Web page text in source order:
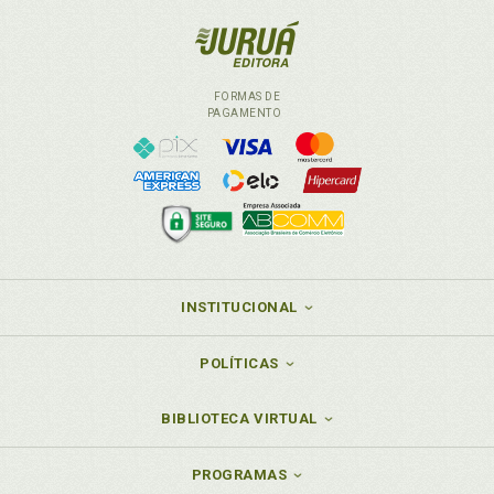
4.1 Abstract, Résumé ou Resumen, p. 175
4.3 Apêndice, p. 178
4.5 Índices, p. 179
4.6 Glossário, p. 180
4.7 Colofão, p. 181
EXPLICAÇÕES PARA FEITURA DE UMA CAPA DE
PROJETO DE PESQUISA, MONOGRAFIA, DISSERTAÇÃO
EXPLICAÇÕES PARA FEITURA DE UMA FOLHA DE ROSTO
DE MONOGRAFIA, DISSERTAÇÃO OU TESE, p. 185
1 INTRODUÇÃO, p. 195
2.1 Citação Curta, p. 197
2.2 Citação de Citação, p. 197
2.2.1 Palavras ou Expressões que, no Texto
FORMAS DE
PAGAMENTO
INSTITUCIONAL
POLÍTICAS
BIBLIOTECA VIRTUAL
PROGRAMAS